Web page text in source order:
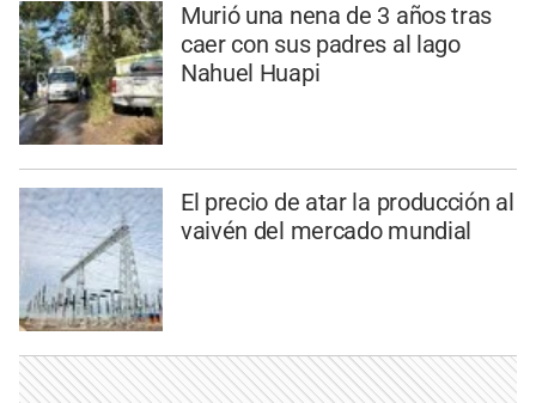
Murió una nena de 3 años tras
caer con sus padres al lago
Nahuel Huapi
El precio de atar la producción al
vaivén del mercado mundial